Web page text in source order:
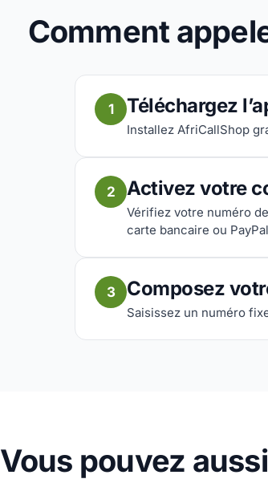
Comment
1 Téléchargez
Installez AfriCallShop
2 Activez votre
Vérifiez votre numéro
carte bancaire ou
3 Composez
Saisissez un numéro
Vous pouvez